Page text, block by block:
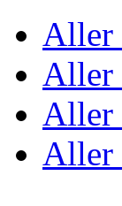
Aller
Aller
Aller
Aller